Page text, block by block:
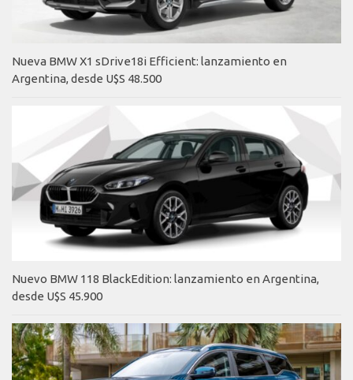
Nueva BMW X1 sDrive18i Efficient: lanzamiento en
Argentina, desde U$S 48.500
Nuevo BMW 118 BlackEdition: lanzamiento en Argentina,
desde U$S 45.900